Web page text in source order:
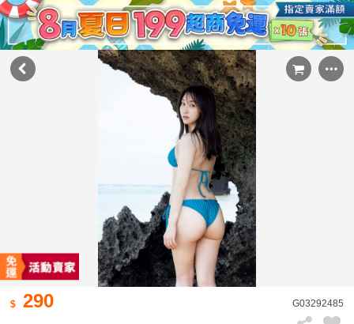
290 G03292485